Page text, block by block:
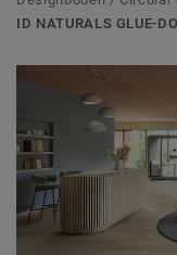
ID NATURALS GLUE-